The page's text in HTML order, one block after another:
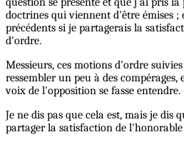
doctrines qui viennent d'être émises
précédents si je partagerais la
d'ordre.
Messieurs, ces motions d'ordre
ressembler un peu à des compérages,
voix de l'opposition se fasse
Je ne dis pas que cela est, mais je dis
partager la satisfaction de